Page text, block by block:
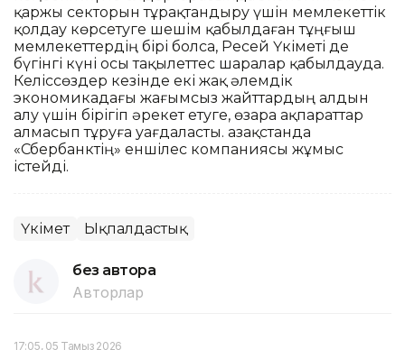
қаржы секторын тұрақтандыру үшін мемлекеттік
қолдау көрсетуге шешім қабылдаған тұңғыш
мемлекеттердің бірі болса, Ресей Үкіметі де
бүгінгі күні осы тақылеттес шаралар қабылдауда.
Келіссөздер кезінде екі жақ әлемдік
экономикадағы жағымсыз жайттардың алдын
алу үшін бірігіп әрекет етуге, өзара ақпараттар
алмасып тұруға уағдаласты. Қазақстанда
«Сбербанктің» еншілес компаниясы жұмыс
істейді.
Үкімет Ықпалдастық
без автора
Авторлар
17:05, 05 Тамыз 2026